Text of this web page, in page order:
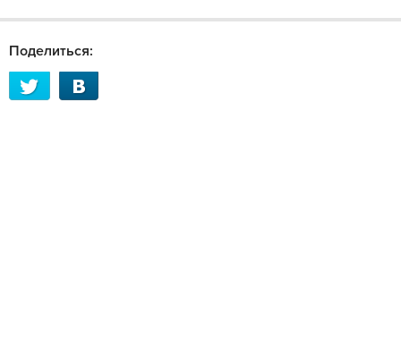
Поделиться: